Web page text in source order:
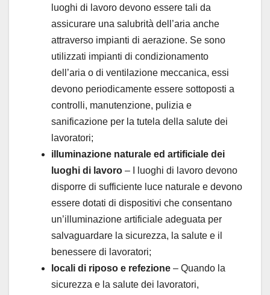
luoghi di lavoro devono essere tali da
assicurare una salubrità dell’aria anche
attraverso impianti di aerazione. Se sono
utilizzati impianti di condizionamento
dell’aria o di ventilazione meccanica, essi
devono periodicamente essere sottoposti a
controlli, manutenzione, pulizia e
sanificazione per la tutela della salute dei
lavoratori;
illuminazione naturale ed artificiale dei
luoghi di lavoro – I luoghi di lavoro devono
disporre di sufficiente luce naturale e devono
essere dotati di dispositivi che consentano
un’illuminazione artificiale adeguata per
salvaguardare la sicurezza, la salute e il
benessere di lavoratori;
locali di riposo e refezione – Quando la
sicurezza e la salute dei lavoratori,